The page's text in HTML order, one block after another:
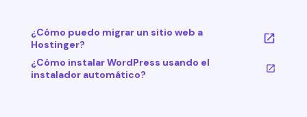
¿Cómo puedo migrar un sitio web a
Hostinger?
¿Cómo instalar WordPress usando el
instalador automático?